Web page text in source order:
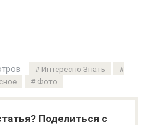
Интересно Знать
Фото
Поделиться с